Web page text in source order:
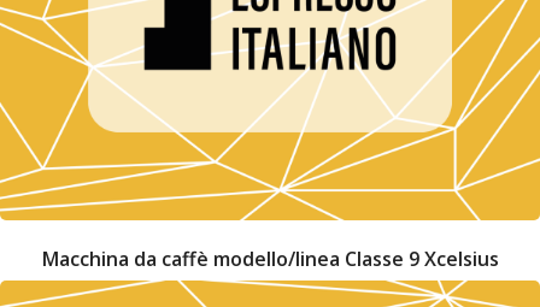
Macchina da caffè modello/linea Classe 9 Xcelsius